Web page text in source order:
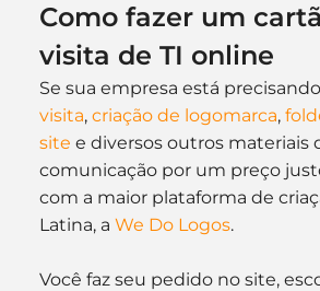
Como fazer um
visita de TI online
Se sua empresa está
visita, criação de logomarca,
site e diversos outros materiais
comunicação por um preço
com a maior plataforma de
Latina, a We Do Logos.
Você faz seu pedido no site,